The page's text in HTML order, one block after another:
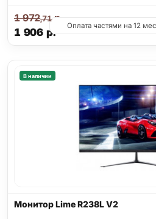
1 906 р.
1 972,71р.
Оплата частями на 12
В наличии
Монитор Lime R238L V2